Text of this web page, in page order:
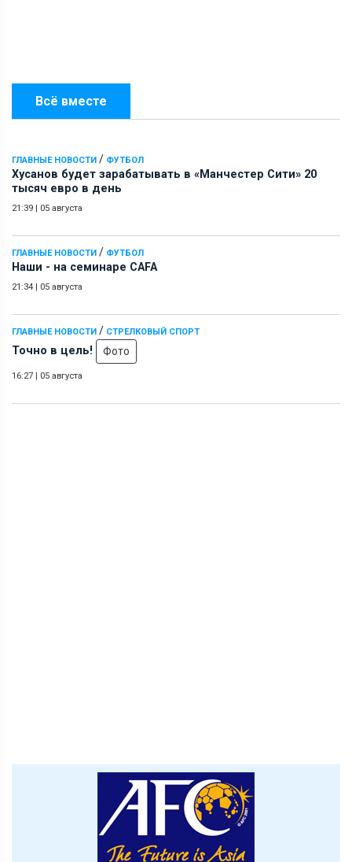
Всё вместе
ГЛАВНЫЕ НОВОСТИ / ФУТБОЛ
Хусанов будет зарабатывать в «Манчестер Сити» 20
тысяч евро в день
21:39 | 05 августа
ГЛАВНЫЕ НОВОСТИ / ФУТБОЛ
Наши - на семинаре СAFA
21:34 | 05 августа
ГЛАВНЫЕ НОВОСТИ / СТРЕЛКОВЫЙ СПОРТ
Точно в цель! Фото
16:27 | 05 августа